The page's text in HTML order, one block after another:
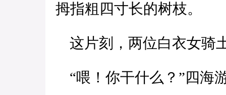
拇指粗四寸长的树枝。
这片刻，两位白衣女骑
“喂！你干什么？”四海